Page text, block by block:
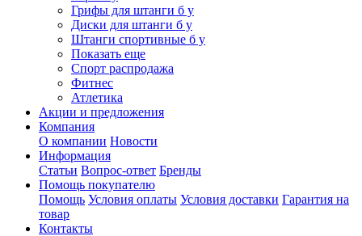
Грифы для штанги б у
Диски для штанги б у
Штанги спортивные б у
Показать еще
Спорт распродажа
Фитнес
Атлетика
Акции и предложения
Компания
О компании Новости
Информация
Статьи Вопрос-ответ Бренды
Помощь покупателю
Помощь Условия оплаты Условия доставки Гарантия на
товар
Контакты